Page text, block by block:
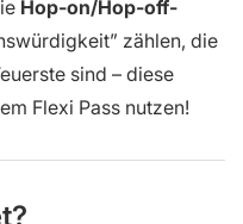
Hop-on/Hop-off-
zählen, die
sind – diese
Flexi Pass nutzen!